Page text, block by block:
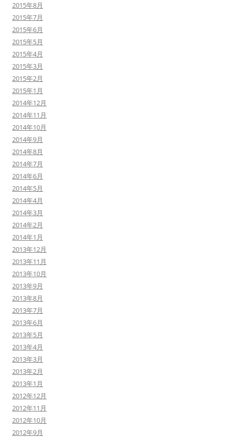
2015年8月
2015年7月
2015年6月
2015年5月
2015年4月
2015年3月
2015年2月
2015年1月
2014年12月
2014年11月
2014年10月
2014年9月
2014年8月
2014年7月
2014年6月
2014年5月
2014年4月
2014年3月
2014年2月
2014年1月
2013年12月
2013年11月
2013年10月
2013年9月
2013年8月
2013年7月
2013年6月
2013年5月
2013年4月
2013年3月
2013年2月
2013年1月
2012年12月
2012年11月
2012年10月
2012年9月